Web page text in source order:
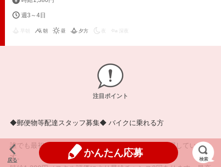
週3～4日
朝 昼 夕方 夜 深夜
注目ポイント
◆郵便物等配達スタッフ募集◆ バイクに乗れる方
誰でも最初は初めて！未経験で始めた方達も長期活躍していま
す。
戻る
かんたん応募
検索